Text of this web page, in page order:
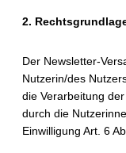
2.
Der Newsletter-
Nutzerin/des
die Verarbeitung
durch die
Einwilligung Art. 6